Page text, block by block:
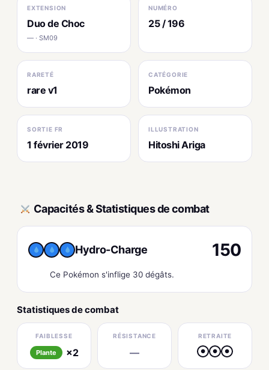
EXTENSION
Duo de Choc
— · SM09
NUMÉRO
25 / 196
RARETÉ
rare v1
CATÉGORIE
Pokémon
SORTIE FR
1 février 2019
ILLUSTRATION
Hitoshi Ariga
Capacités & Statistiques de combat
Hydro-Charge 150
Ce Pokémon s'inflige 30 dégâts.
Statistiques de combat
FAIBLESSE
Plante ×2
RÉSISTANCE
—
RETRAITE
● ● ●